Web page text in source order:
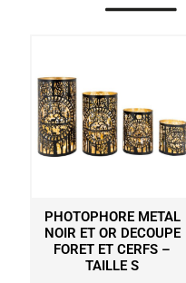
PHOTOPHORE METAL
NOIR ET OR DECOUPE
FORET ET CERFS –
TAILLE S